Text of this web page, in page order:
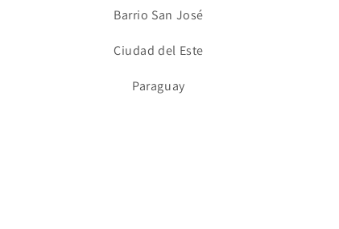
Barrio San José
Ciudad del Este
Paraguay